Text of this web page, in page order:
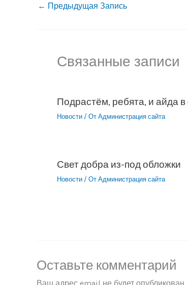
← Предыдущая Запись
Связанные записи
Подрастём, ребята, и айда
Новости / От Администрация сайта
Свет добра из-под обложки
Новости / От Администрация сайта
Оставьте комментарий
Ваш адрес email не будет опубликован.